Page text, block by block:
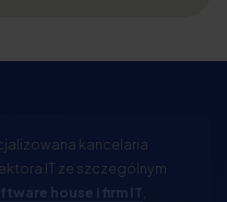
kancelaria
IT ze szczególnym
house i firm IT